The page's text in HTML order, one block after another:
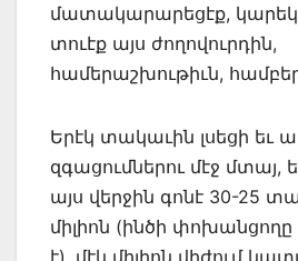
մատակարարեցէք,
տուէք այս ժողովուրդին,
համերաշխութիւն,
Երէկ տակաւին լսեցի եւ
զգացումներու մէջ մտայ,
այս վերջին գոնէ 30-25
միլիոն (ինծի փոխանցողը
է), մէկ միլիոն վիժում